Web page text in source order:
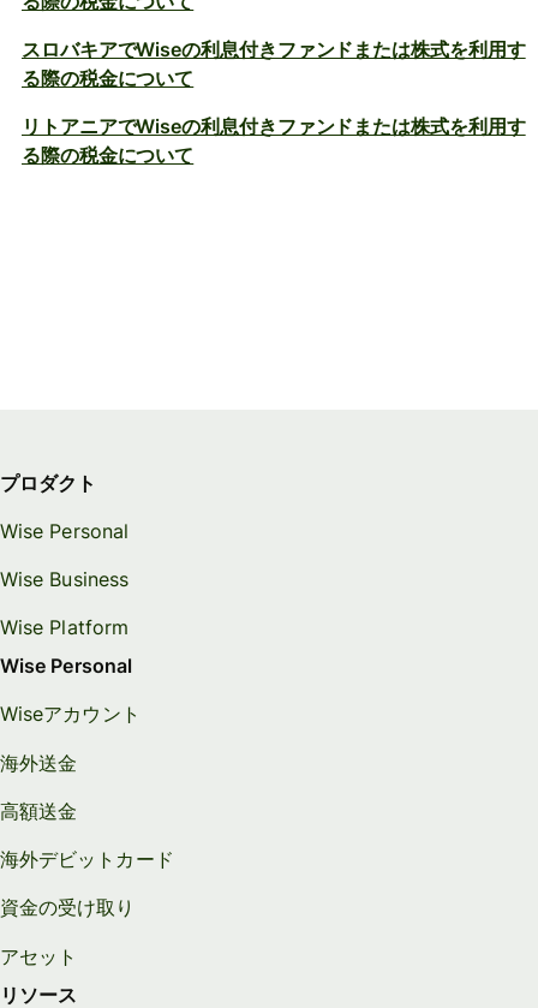
スロバキアでWiseの利息付きファンドまたは株式を利用す
る際の税金について
リトアニアでWiseの利息付きファンドまたは株式を利用す
る際の税金について
プロダクト
Wise Personal
Wise Business
Wise Platform
Wise Personal
Wiseアカウント
海外送金
高額送金
海外デビットカード
資金の受け取り
アセット
リソース